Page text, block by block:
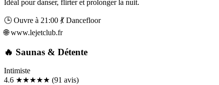
Idéal pour danser, flirter et prolonger la nuit.
🕒 Ouvre à 21:00 💃 Dancefloor
🌐www.lejetclub.fr
🔥 Saunas & Détente
Intimiste
4.6 ★★★★★ (91 avis)